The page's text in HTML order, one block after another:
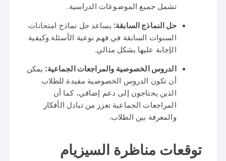
تشمل جميع الموضوعات الدراسية.
حل النماذج السابقة: يساعد حل نماذج امتحانات
السنوات السابقة في فهم نوعية الأسئلة وكيفية
الإجابة عليها بشكل مثالي.
الدروس الخصوصية والمراجعات الجماعية: يمكن
أن تكون الدروس الخصوصية مفيدة للطلاب
الذين يحتاجون إلى دعم إضافي، كما أن
المراجعات الجماعية تعزز من تبادل الأفكار
والمعرفة بين الطلاب.
توقعات مناظرة السيزيام